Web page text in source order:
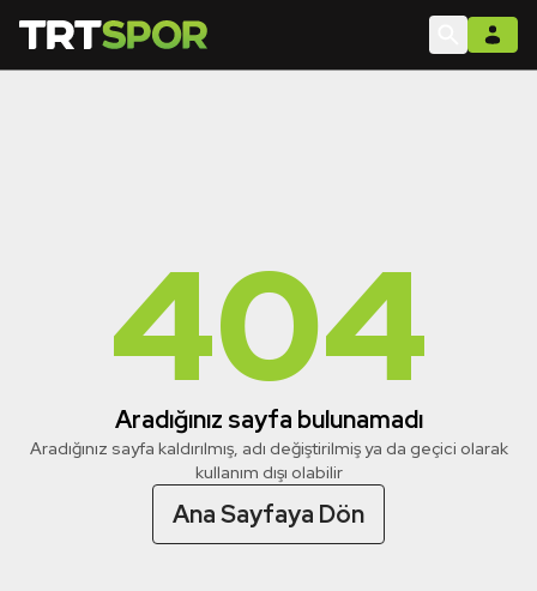
404
Aradığınız sayfa bulunamadı
Aradığınız sayfa kaldırılmış, adı değiştirilmiş ya da geçici olarak
kullanım dışı olabilir
Ana Sayfaya Dön